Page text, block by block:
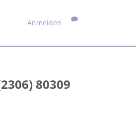
Anmelden
80309